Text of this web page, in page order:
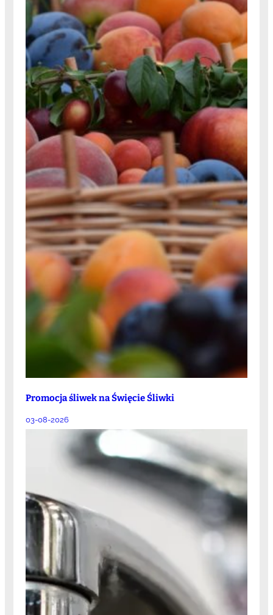
Promocja śliwek na Święcie Śliwki
03-08-2026